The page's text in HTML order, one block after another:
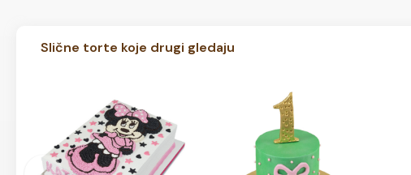
Slične torte koje drugi gledaju